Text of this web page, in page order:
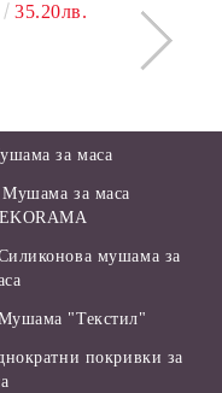
35.20лв.
за маса
Мушама за маса
мушама за
"Текстил"
покривки за